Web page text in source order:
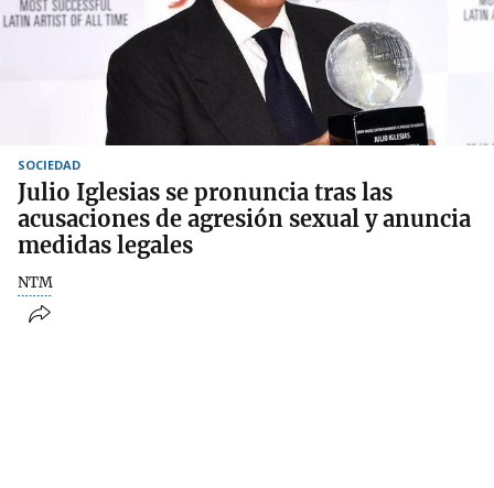
SOCIEDAD
Julio Iglesias se pronuncia tras las
acusaciones de agresión sexual y anuncia
medidas legales
NTM